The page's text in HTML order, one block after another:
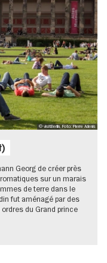
© visitBerlin, Foto: Pierre Adenis
Georg de créer près
sur un marais
de terre dans le
fut aménagé par des
du Grand prince